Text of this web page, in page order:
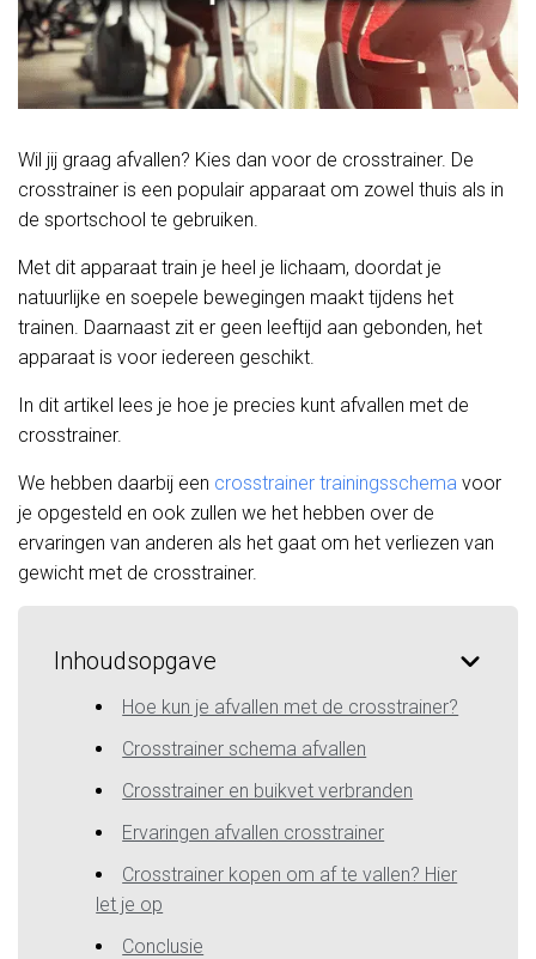
Wil jij graag afvallen? Kies dan voor de crosstrainer. De
crosstrainer is een populair apparaat om zowel thuis als in
de sportschool te gebruiken.
Met dit apparaat train je heel je lichaam, doordat je
natuurlijke en soepele bewegingen maakt tijdens het
trainen. Daarnaast zit er geen leeftijd aan gebonden, het
apparaat is voor iedereen geschikt.
In dit artikel lees je hoe je precies kunt afvallen met de
crosstrainer.
We hebben daarbij een crosstrainer trainingsschema voor
je opgesteld en ook zullen we het hebben over de
ervaringen van anderen als het gaat om het verliezen van
gewicht met de crosstrainer.
Inhoudsopgave
Hoe kun je afvallen met de crosstrainer?
Crosstrainer schema afvallen
Crosstrainer en buikvet verbranden
Ervaringen afvallen crosstrainer
Crosstrainer kopen om af te vallen? Hier
let je op
Conclusie